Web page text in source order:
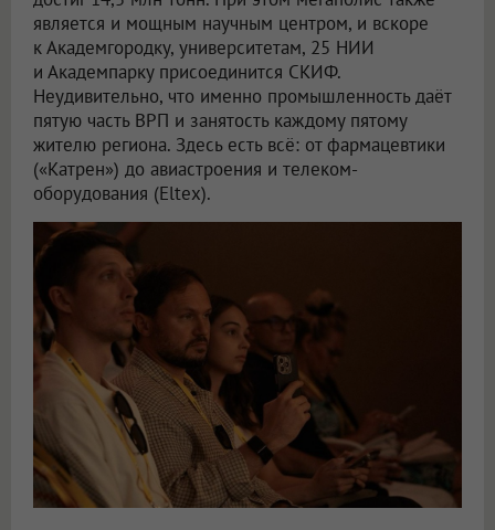
является и мощным научным центром, и вскоре
к Академгородку, университетам, 25 НИИ
и Академпарку присоединится СКИФ.
Неудивительно, что именно промышленность даёт
пятую часть ВРП и занятость каждому пятому
жителю региона. Здесь есть всё: от фармацевтики
(«Катрен») до авиастроения и телеком-
оборудования (Eltex).